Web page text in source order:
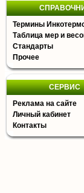
Термины
Таблица мер и
Стандарты
Прочее
СЕРВИС
Реклама на сайте
Личный кабинет
Контакты